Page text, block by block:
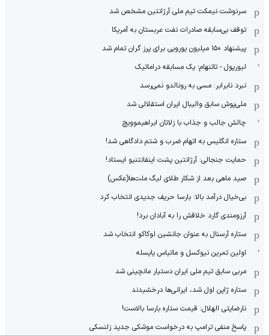
سرنوشت نیمکت تیم ملی آرژانتین مشخص شد
توقف بی‌سابقه صادرات نفت عربستان به آمریکا
پیشنهاد ۱۵۰ میلیون یورویی برای پرز گران تمام شد
لیورپول - تاتنهام؛ یک مسابقه دراماتیک
نبرد نابرابر: مسی به رونالدو نمی‌رسد
ملی‌پوش سابق والیبال ایران استقلالی شد
چالش جالب و جذاب با زلاتان ابراهیموویچ
ستاره انگلیس به اتهام ضرب و شتم دادگاهی شد!
حمایت جنجالی: آرژانتین پشت اینفانتنیو ایستاد!
صید ماهی بعد از شکار طلای لیگ ملت‌ها(عکس)
بی‌خیال درآمد بالا: بارسا حریف جدیدی انتخاب کرد
آرزومندی گارد خلاقش را به آبادان برد!
ستاره آرسنال به عنوان جانشین لوکاکو انتخاب شد
اولین تمرین نیوکسل و ماتیاس یایسله
مربی سابق تیم ملی ایران دستیار مانچینی شد
ستاره ژاپن اول شد، ایرانی‌ها درخشیدند
نارضایتی الهلال: قیمت ستاره بارسا بالاست!
پاسخ منفی ترامپ به درخواست موشکی جدید زلنسکی